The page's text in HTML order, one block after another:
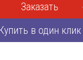
Заказать
Купить в один клик